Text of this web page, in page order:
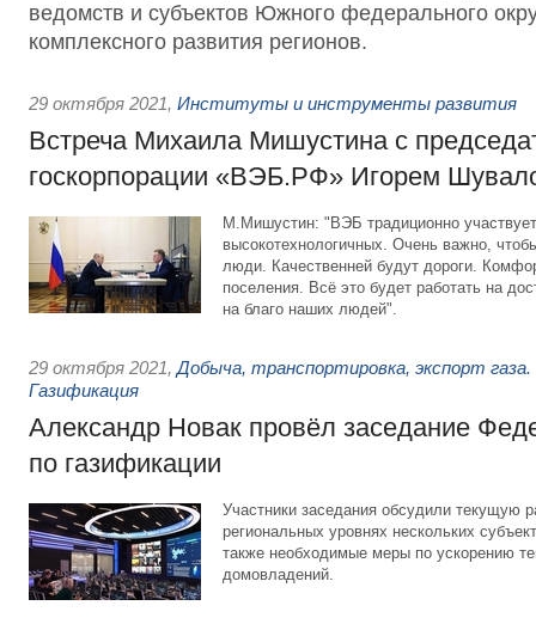
ведомств и субъектов Южного федерального
комплексного развития регионов.
29 октября 2021, Институты и инструменты развития
Встреча Михаила Мишустина с
госкорпорации «ВЭБ.РФ» Игорем
М.Мишустин: "ВЭБ традиционно
высокотехнологичных. Очень важно,
люди. Качественней будут дороги.
поселения. Всё это будет работать на
на благо наших людей".
29 октября 2021, Добыча, транспортировка, экспорт
Газификация
Александр Новак провёл заседание
по газификации
Участники заседания обсудили текущую
региональных уровнях нескольких
также необходимые меры по ускорению
домовладений.